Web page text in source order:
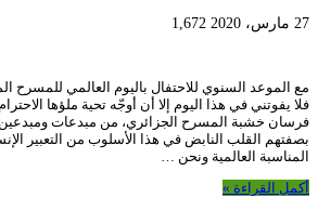
27 مارس، 2020 1,672
فلا يفوتني في هذا اليوم إلا أن أوجّه تحية ملؤها
فرسان خشبة المسرح الجزائري، من مبدعات ومبدعين
بصفتهم القلب النابض في هذا الأسلوب من التعبير
المناسبة العالمية ونحن …
أكمل القراءة »